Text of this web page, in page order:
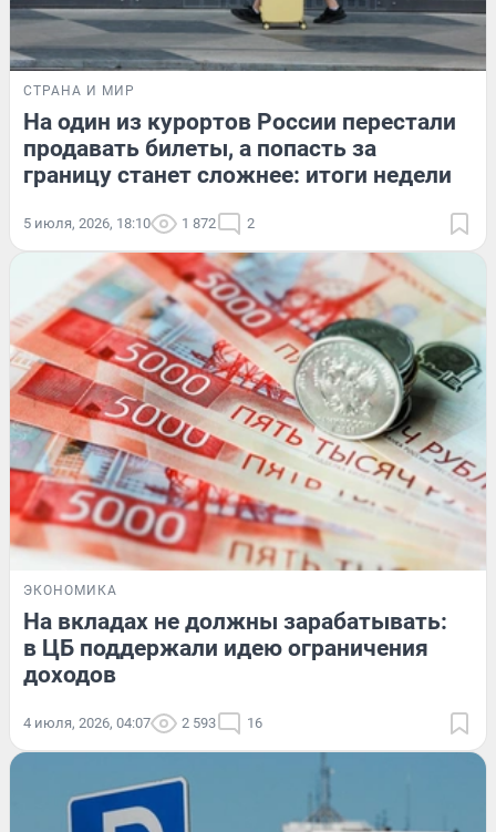
СТРАНА И МИР
На один из курортов России перестали
продавать билеты, а попасть за
границу станет сложнее: итоги недели
5 июля, 2026, 18:10 1 872 2
ЭКОНОМИКА
На вкладах не должны зарабатывать:
в ЦБ поддержали идею ограничения
доходов
4 июля, 2026, 04:07 2 593 16